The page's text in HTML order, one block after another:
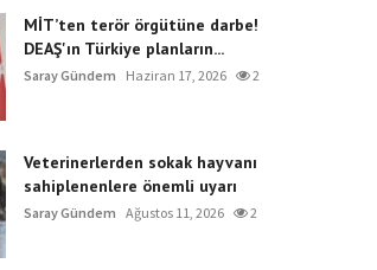
MİT’ten terör örgütüne darbe!
DEAŞ'ın Türkiye planların...
Saray Gündem Haziran 17, 2026 2
Veterinerlerden sokak hayvanı
sahiplenenlere önemli uyarı
Saray Gündem Ağustos 11, 2026 2